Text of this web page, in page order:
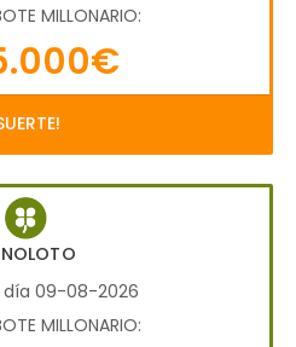
MILLONARIO:
día 09-08-2026
MILLONARIO: